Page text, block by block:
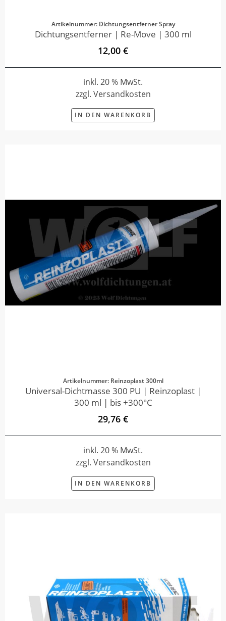
Artikelnummer: Dichtungsentferner Spray
Dichtungsentferner | Re-Move | 300 ml
12,00 €
inkl. 20 % MwSt.
zzgl. Versandkosten
IN DEN WARENKORB
Artikelnummer: Reinzoplast 300ml
Universal-Dichtmasse 300 PU | Reinzoplast |
300 ml | bis +300°C
29,76 €
inkl. 20 % MwSt.
zzgl. Versandkosten
IN DEN WARENKORB